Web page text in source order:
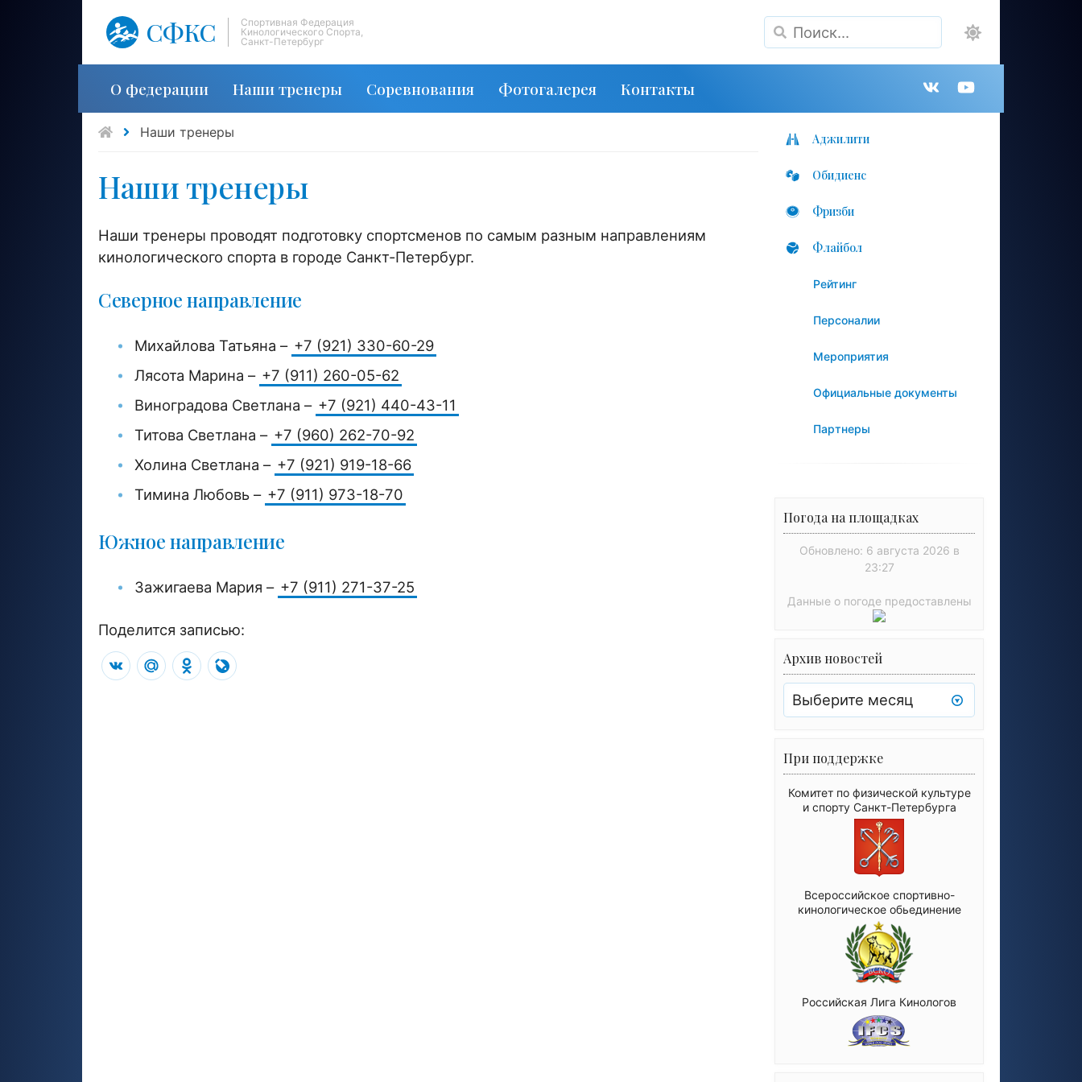
СФКС
Спортивная Федерация
Кинологического Спорта,
Санкт-Петербург
Поиск
О федерации Наши тренеры Соревнования Фотогалерея Контакты Группа
Наши тренеры
Наши тренеры
Наши тренеры проводят подготовку спортсменов по самым разным направлениям
кинологического спорта в городе Санкт-Петербург.
Северное направление
Михайлова Татьяна – +7 (921) 330-60-29
Лясота Марина – +7 (911) 260-05-62
Виноградова Светлана – +7 (921) 440-43-11
Титова Светлана – +7 (960) 262-70-92
Холина Светлана – +7 (921) 919-18-66
Тимина Любовь – +7 (911) 973-18-70
Южное направление
Зажигаева Мария – +7 (911) 271-37-25
Поделится записью:
VK Mail.RuOdnoklassniki
Аджилити
Обидиенс
Фризби
Флайбол
Рейтинг
Персоналии
Мероприятия
Официальные документы
Партнеры
Погода на площадках
Обновлено: 6 августа 2026 в
23:27
Данные о погоде предоставлены
Архив новостей
Архив
новостей
При поддержке
Комитет по физической культуре
и спорту Санкт-Петербурга
Всероссийское спортивно-
кинологическое обьединение
Российская Лига Кинологов